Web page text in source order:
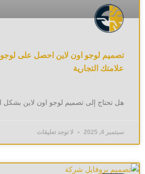
تصميم لوجو اون لاين احصل على لوجو
علامتك التجارية
هل تحتاج إلى تصميم لوجو اون لاين بشكل
سبتمبر 4, 2025 لا توجد تعليقات